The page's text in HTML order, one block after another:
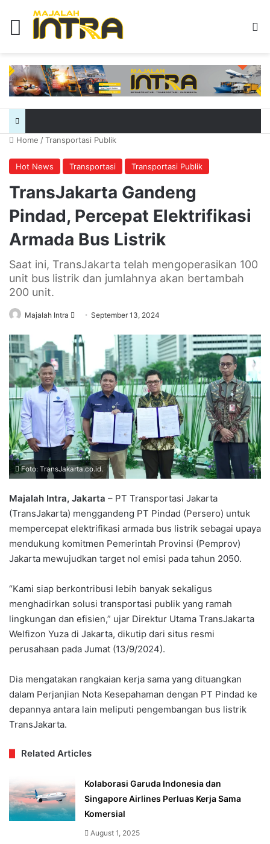
Menu
Home /Transportasi Publik
Hot News Transportasi Transportasi Publik
TransJakarta Gandeng
Pindad, Percepat Elektrifikasi
Armada Bus Listrik
Saat ini, TransJakarta telah mengoperasikan 100
unit bus listrik dan jumlahnya akan bertambah
200 unit.
Majalah Intra
Send
email
September 13, 2024
Foto: TransJakarta.co.id.
Majalah Intra, Jakarta – PT Transportasi Jakarta
(TransJakarta) menggandeng PT Pindad (Persero) untuk
mempercepat elektrifikasi armada bus listrik sebagai upaya
mendukung komitmen Pemerintah Provinsi (Pemprov)
Jakarta mewujudkan target nol emisi pada tahun 2050.
“Kami siap berkontribusi lebih banyak sekaligus
menghadirkan solusi transportasi publik yang ramah
lingkungan dan efisien,” ujar Direktur Utama TransJakarta
Welfizon Yuza di Jakarta, dikutip dari situs resmi
perusahaan pada Jumat (13/9/2024).
Dia mengatakan rangkaian kerja sama yang dituangkan
dalam Perjanjian Nota Kesepahaman dengan PT Pindad ke
depannya antara lain meliputi pengembangan bus listrik
TransJakarta.
Related Articles
Kolaborasi Garuda Indonesia dan
Singapore Airlines Perluas Kerja Sama
Komersial
August 1, 2025